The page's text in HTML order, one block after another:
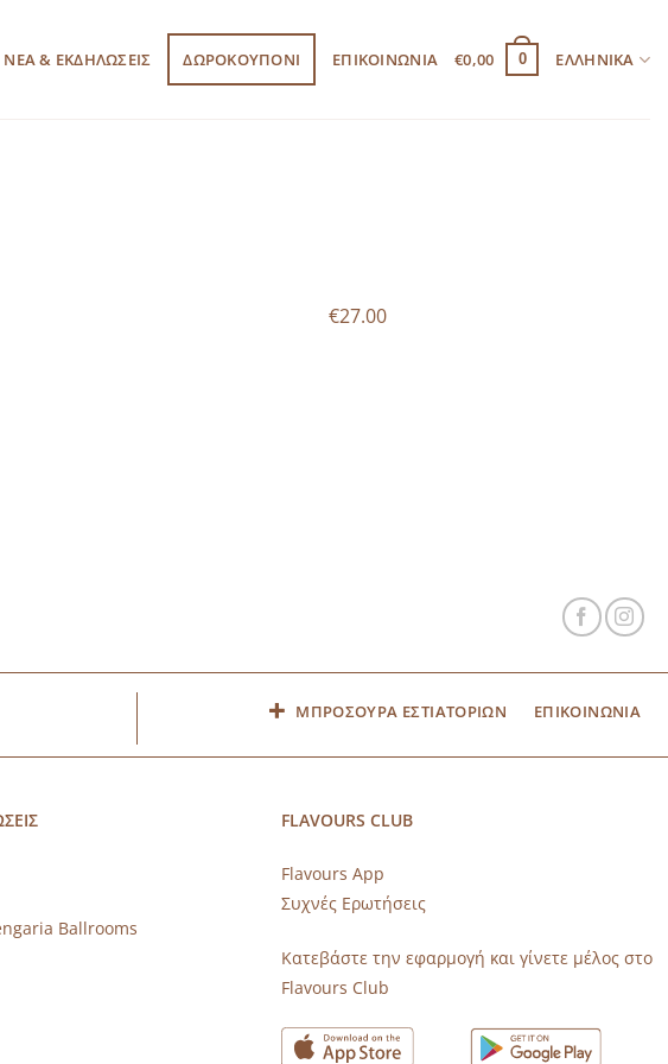
ΝΕΑ & ΕΚΔΗΛΩΣΕΙΣ ΔΩΡΟΚΟΥΠΟΝΙ ΕΠΙΚΟΙΝΩΝΙΑ €0,00 0 ΕΛΛΗΝΙΚΆ
€27.00
ΜΠΡΟΣΟΥΡΑ ΕΣΤΙΑΤΟΡΙΩΝ ΕΠΙΚΟΙΝΩΝΙΑ
Ballrooms
FLAVOURS CLUB
Flavours App
Συχνές Ερωτήσεις
Κατεβάστε την εφαρμογή και γίνετε μέλος στο
Flavours Club